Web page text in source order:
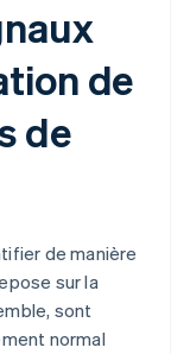
de
de
de manière
sur la
sont
normal